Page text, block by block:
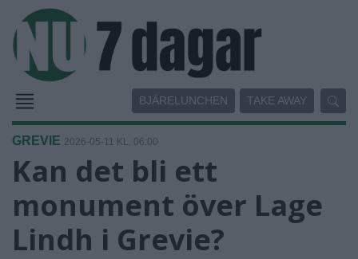
BJÄRELUNCHEN TAKE AWAY
GREVIE 2026-05-11 KL. 06:00
Kan det bli ett
monument över Lage
Lindh i Grevie?